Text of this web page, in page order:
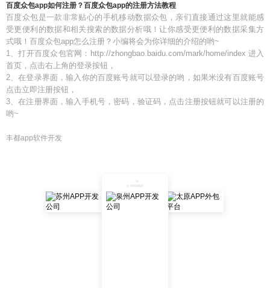
百度众包app如何注册？百度众包app的注册方法教程
百度众包是一款非常贴心的手机移动数据众包，亲们直接通过这里就能感
受更便利的数据和相关搜索的数据分析哦！让你感受更便利的数据采集方
式哦！百度众包app怎么注册？小编将会为你详细的介绍的哟~
1、打开百度众包官网：http://zhongbao.baidu.com/mark/home/index 进入
首页，点击右上角的登录按钮，
2、在登录界面，输入你的百度账号就可以登录的哟，如果米没有百度账号
点击立即注册按钮，
3、在注册界面，输入手机号，密码，验证码，点击注册按钮就可以注册的
哟~
丰都app软件开发